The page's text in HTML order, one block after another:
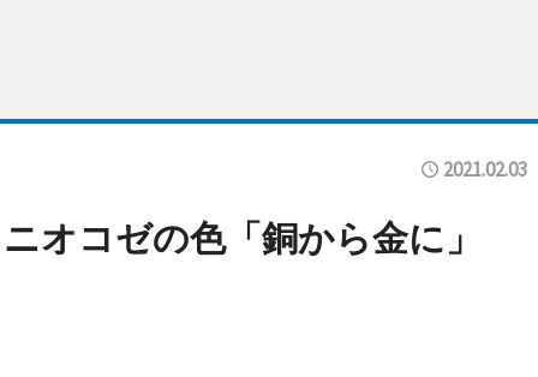
2021.02.03
オコゼの色「銅から金に」